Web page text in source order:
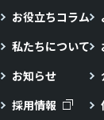
お役立ちコラム
私たちについて
お知らせ
採用情報